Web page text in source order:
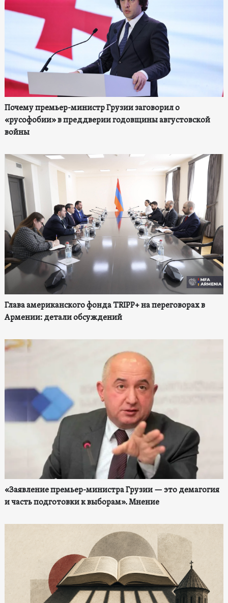
Почему премьер-министр Грузии заговорил о
«русофобии» в преддверии годовщины августовской
войны
Глава американского фонда TRIPP+ на переговорах в
Армении: детали обсуждений
«Заявление премьер-министра Грузии — это демагогия
и часть подготовки к выборам». Мнение